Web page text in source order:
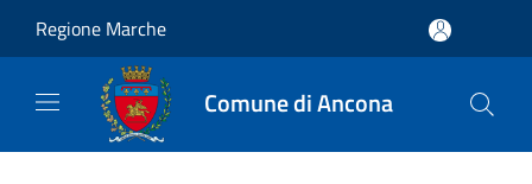
Regione Marche
Comune di Ancona